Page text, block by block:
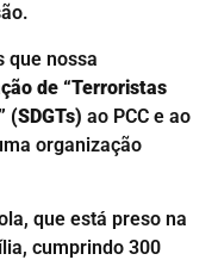
que nossa
de “Terroristas
(SDGTs) ao PCC e ao
organização
que está preso na
cumprindo 300